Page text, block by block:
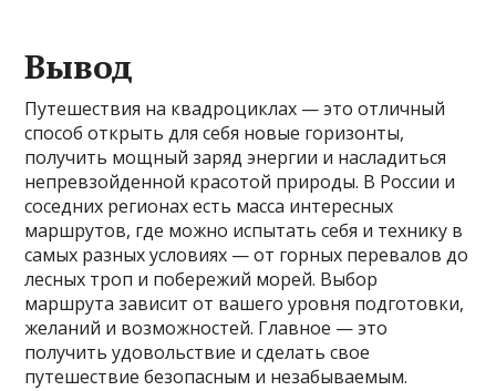
Вывод
Путешествия на квадроциклах — это отличный
способ открыть для себя новые горизонты,
получить мощный заряд энергии и насладиться
непревзойденной красотой природы. В России и
соседних регионах есть масса интересных
маршрутов, где можно испытать себя и технику в
самых разных условиях — от горных перевалов до
лесных троп и побережий морей. Выбор
маршрута зависит от вашего уровня подготовки,
желаний и возможностей. Главное — это
получить удовольствие и сделать свое
путешествие безопасным и незабываемым.